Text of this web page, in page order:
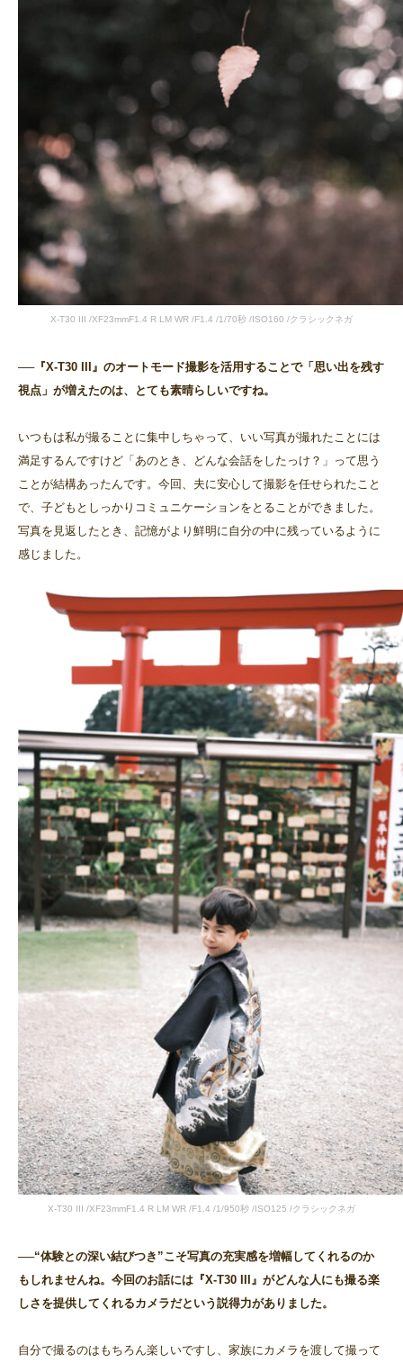
X-T30 III /XF23mmF1.4 R LM WR /F1.4 /1/70秒 /ISO160 /クラシックネガ
──『X-T30 III』のオートモード撮影を活用することで「思い出を残す
視点」が増えたのは、とても素晴らしいですね。
いつもは私が撮ることに集中しちゃって、いい写真が撮れたことには
満足するんですけど「あのとき、どんな会話をしたっけ？」って思う
ことが結構あったんです。今回、夫に安心して撮影を任せられたこと
で、子どもとしっかりコミュニケーションをとることができました。
写真を見返したとき、記憶がより鮮明に自分の中に残っているように
感じました。
X-T30 III /XF23mmF1.4 R LM WR /F1.4 /1/950秒 /ISO125 /クラシックネガ
──“体験との深い結びつき”こそ写真の充実感を増幅してくれるのか
もしれませんね。今回のお話には『X-T30 III』がどんな人にも撮る楽
しさを提供してくれるカメラだという説得力がありました。
自分で撮るのはもちろん楽しいですし、家族にカメラを渡して撮って